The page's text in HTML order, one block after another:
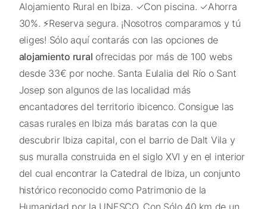
Alojamiento Rural en Ibiza. ✓Con piscina. ✓Ahorra
30%. ⚡Reserva segura. ¡Nosotros comparamos y tú
eliges! Sólo aquí contarás con las opciones de
alojamiento rural ofrecidas por más de 100 webs
desde 33€ por noche. Santa Eulalia del Río o Sant
Josep son algunos de las localidad más
encantadores del territorio ibicenco. Consigue las
casas rurales en Ibiza más baratas con la que
descubrir Ibiza capital, con el barrio de Dalt Vila y
sus muralla construida en el siglo XVI y en el interior
del cual encontrar la Catedral de Ibiza, un conjunto
histórico reconocido como Patrimonio de la